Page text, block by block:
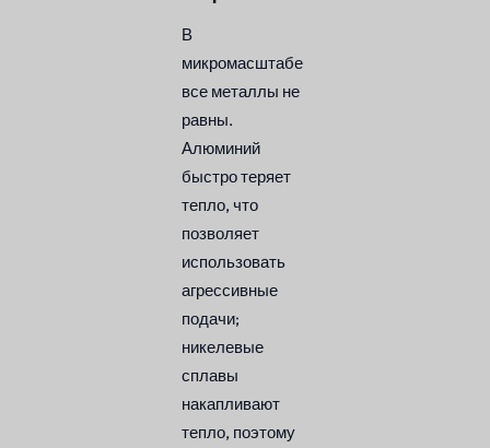
В
микромасштабе
все металлы не
равны.
Алюминий
быстро теряет
тепло, что
позволяет
использовать
агрессивные
подачи;
никелевые
сплавы
накапливают
тепло, поэтому